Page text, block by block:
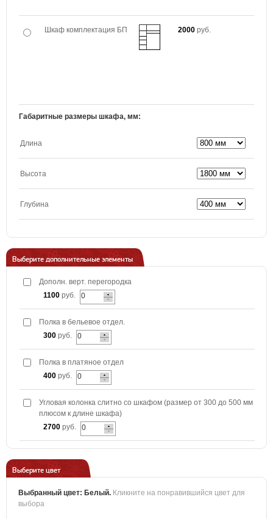
Шкаф комплектация БП 2000 руб.
Габаритные размеры шкафа, мм:
Длина
Высота
Глубина
Выберите дополнительные элементы
Дополн. верт. перегородка
1100 руб.
Полка в бельевое отдел.
300 руб.
Полка в платяное отдел
400 руб.
Угловая колонка слитно со шкафом (размер от 300 до 500 мм
плюсом к длине шкафа)
2700 руб.
Выберите цвет
Выбранный цвет: Белый. Кликните на понравившийся цвет для
выбора